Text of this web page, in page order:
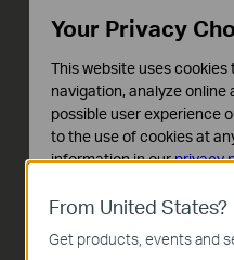
From United States?
Get products, events and
Your Privacy
This website uses
navigation, analyze
possible user experience
to the use of cookies at
information in ourprivacy
Basic Cookies
These cookies are
and cannot be